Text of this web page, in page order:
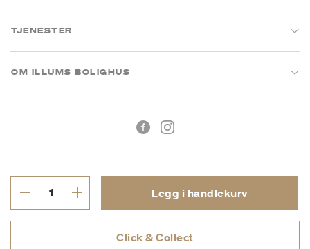
Legg i handlekurv
Click & Collect
TJENESTER
OM ILLUMS BOLIGHUS